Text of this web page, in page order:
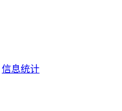
信息统计